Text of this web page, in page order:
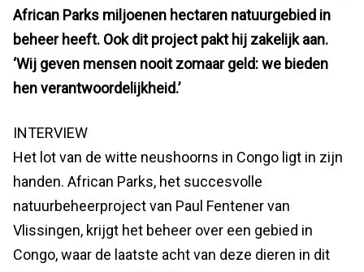
African Parks miljoenen hectaren natuurgebied in
beheer heeft. Ook dit project pakt hij zakelijk aan.
‘Wij geven mensen nooit zomaar geld: we bieden
hen verantwoordelijkheid.’
INTERVIEW
Het lot van de witte neushoorns in Congo ligt in zijn
handen. African Parks, het succesvolle
natuurbeheerproject van Paul Fentener van
Vlissingen, krijgt het beheer over een gebied in
Congo, waar de laatste acht van deze dieren in dit